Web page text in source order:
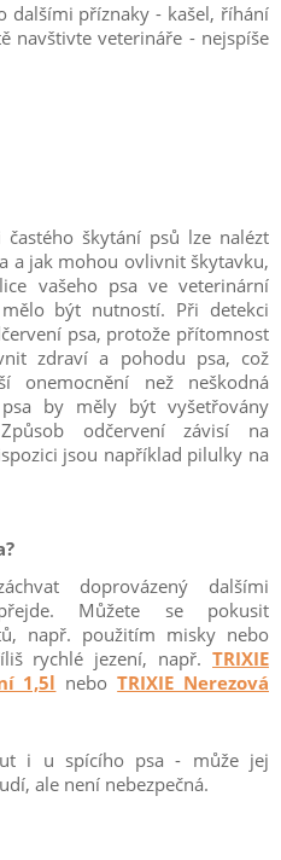
dalšími příznaky - kašel, říhání
navštivte veterináře - nejspíše
škytání psů lze nalézt
a jak mohou ovlivnit škytavku,
vašeho psa ve veterinární
být nutností. Při detekci
psa, protože přítomnost
zdraví a pohodu psa, což
onemocnění než neškodná
by měly být vyšetřovány
odčervení závisí na
jsou například pilulky na
doprovázený dalšími
Můžete se pokusit
např. použitím misky nebo
rychlé jezení, např. TRIXIE
1,5l neboTRIXIE Nerezová
i u spícího psa - může jej
ale není nebezpečná.